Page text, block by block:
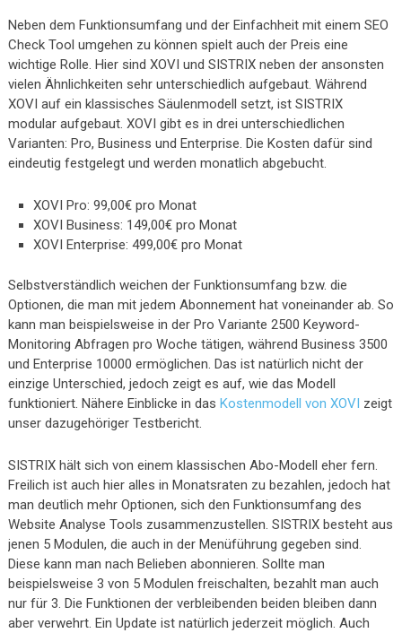
Neben dem Funktionsumfang und der Einfachheit mit einem SEO
Check Tool umgehen zu können spielt auch der Preis eine
wichtige Rolle. Hier sind XOVI und SISTRIX neben der ansonsten
vielen Ähnlichkeiten sehr unterschiedlich aufgebaut. Während
XOVI auf ein klassisches Säulenmodell setzt, ist SISTRIX
modular aufgebaut. XOVI gibt es in drei unterschiedlichen
Varianten: Pro, Business und Enterprise. Die Kosten dafür sind
eindeutig festgelegt und werden monatlich abgebucht.
XOVI Pro: 99,00€ pro Monat
XOVI Business: 149,00€ pro Monat
XOVI Enterprise: 499,00€ pro Monat
Selbstverständlich weichen der Funktionsumfang bzw. die
Optionen, die man mit jedem Abonnement hat voneinander ab. So
kann man beispielsweise in der Pro Variante 2500 Keyword-
Monitoring Abfragen pro Woche tätigen, während Business 3500
und Enterprise 10000 ermöglichen. Das ist natürlich nicht der
einzige Unterschied, jedoch zeigt es auf, wie das Modell
funktioniert. Nähere Einblicke in das Kostenmodell von XOVI zeigt
unser dazugehöriger Testbericht.
SISTRIX hält sich von einem klassischen Abo-Modell eher fern.
Freilich ist auch hier alles in Monatsraten zu bezahlen, jedoch hat
man deutlich mehr Optionen, sich den Funktionsumfang des
Website Analyse Tools zusammenzustellen. SISTRIX besteht aus
jenen 5 Modulen, die auch in der Menüführung gegeben sind.
Diese kann man nach Belieben abonnieren. Sollte man
beispielsweise 3 von 5 Modulen freischalten, bezahlt man auch
nur für 3. Die Funktionen der verbleibenden beiden bleiben dann
aber verwehrt. Ein Update ist natürlich jederzeit möglich. Auch